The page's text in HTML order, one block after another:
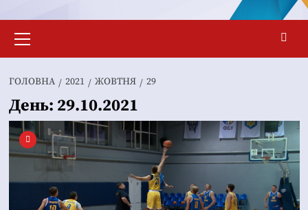
меню
ГОЛОВНА 2021 ЖОВТНЯ 29
День: 29.10.2021